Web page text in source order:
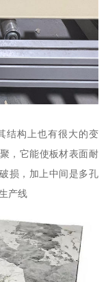
结构上也有很大的变
，它能使板材表面耐
损，加上中间是多孔
产线